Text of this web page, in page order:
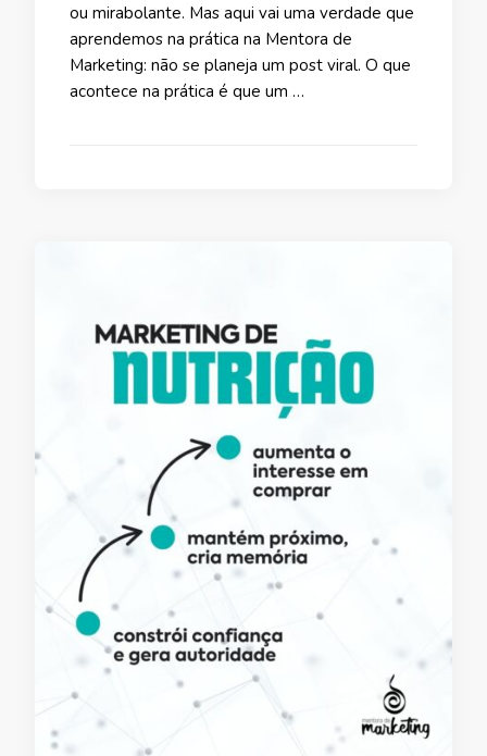
ou mirabolante. Mas aqui vai uma verdade que
aprendemos na prática na Mentora de
Marketing: não se planeja um post viral. O que
acontece na prática é que um …